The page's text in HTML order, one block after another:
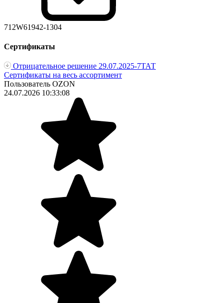
712W61942-1304
Сертификаты
Отрицательное решение 29.07.2025-7ТАТ
Сертификаты на весь ассортимент
Пользователь OZON
24.07.2026 10:33:08